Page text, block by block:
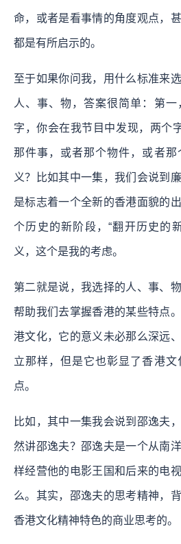
命，或者是看事情的角度观点，
都是有所启示的。
至于如果你问我，用什么标准来
人、事、物，答案很简单：第
字，你会在我节目中发现，两个
那件事，或者那个物件，或者
义？比如其中一集，我们会说到
是标志着一个全新的香港面貌的
个历史的新阶段，“翻开历史的
义，这个是我的考虑。
第二就是说，我选择的人、事、
帮助我们去掌握香港的某些特点
港文化，它的意义未必那么深远
立那样，但是它也彰显了香港
点。
比如，其中一集我会说到邵逸夫
然讲邵逸夫？邵逸夫是一个从南
样经营他的电影王国和后来的电
么。其实，邵逸夫的思考精神，
香港文化精神特色的商业思考的。